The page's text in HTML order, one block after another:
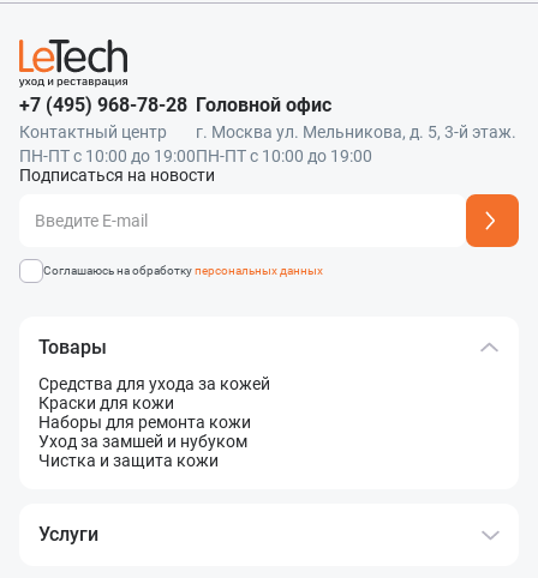
+7 (495) 968-78-28
Контактный центр
ПН-ПТ с 10:00 до 19:00
Головной офис
г. Москва ул. Мельникова, д. 5, 3-й этаж.
ПН-ПТ с 10:00 до 19:00
Подписаться на новости
Адрес подписки успешно добавлен
Соглашаюсь на обработкуперсональных данных
Товары
Средства для ухода за кожей
Краски для кожи
Наборы для ремонта кожи
Уход за замшей и нубуком
Чистка и защита кожи
Услуги